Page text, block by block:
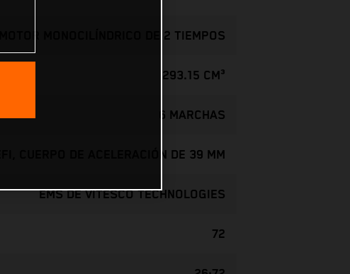
MOTOR MONOCILÍNDRICO DE 2 TIEMPOS
293.15 CM³
6 MARCHAS
CUERPO DE ACELERACIÓN DE 39 MM
EMS DE VITESCO TECHNOLOGIES
72